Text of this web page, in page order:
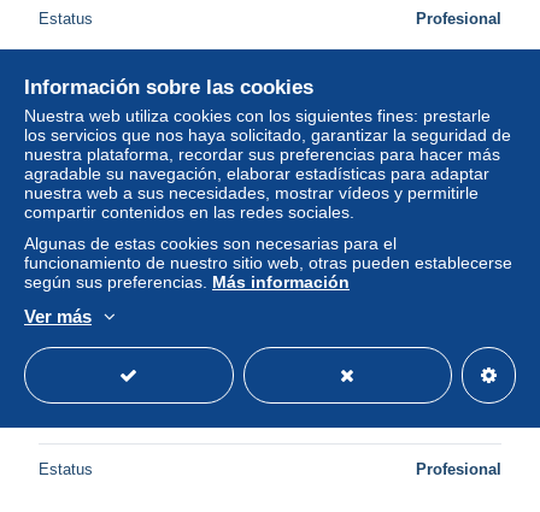
Estatus Profesional
BEUP3-0229-ALLEMAGNE - GRUSS AUS MAINZ -
gutenberg-denkmal
Estatus Profesional
Información sobre las cookies
Nuestra web utiliza cookies con los siguientes fines: prestarle
los servicios que nos haya solicitado, garantizar la seguridad de
nuestra plataforma, recordar sus preferencias para hacer más
agradable su navegación, elaborar estadísticas para adaptar
nuestra web a sus necesidades, mostrar vídeos y permitirle
compartir contenidos en las redes sociales.
Algunas de estas cookies son necesarias para el
funcionamiento de nuestro sitio web, otras pueden establecerse
según sus preferencias. Más información
Ver más